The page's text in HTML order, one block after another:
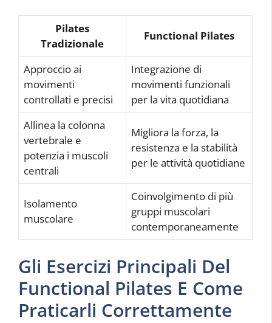
Pilates
Tradizionale
Functional Pilates
Approccio ai
movimenti
controllati e precisi
Integrazione di
movimenti funzionali
per la vita quotidiana
Allinea la colonna
vertebrale e
potenzia i muscoli
centrali
Migliora la forza, la
resistenza e la stabilità
per le attività quotidiane
Isolamento
muscolare
Coinvolgimento di più
gruppi muscolari
contemporaneamente
Gli Esercizi Principali Del
Functional Pilates E Come
Praticarli Correttamente